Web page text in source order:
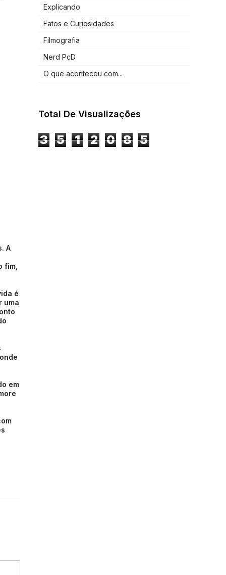
A
fim,
é
uma
em
Explicando
Fatos e Curiosidades
Filmografia
Nerd PcD
O que aconteceu com...
Total De Visualizações
3 5 1 2 0 8 5